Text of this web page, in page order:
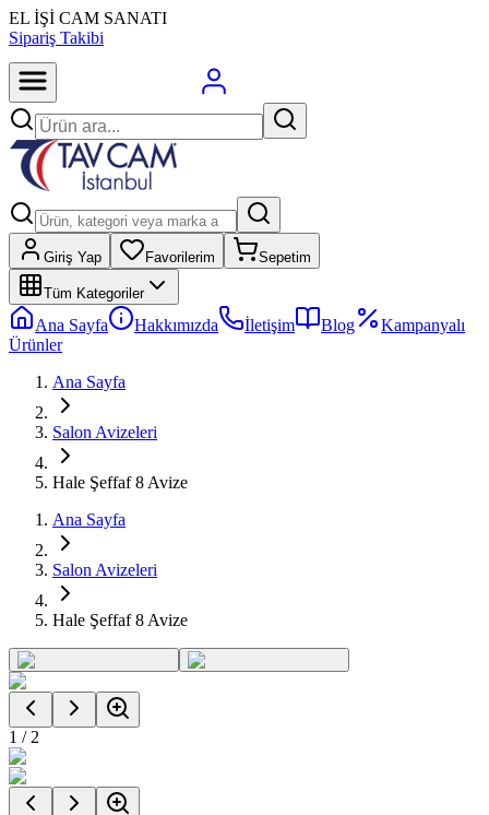
EL İŞİ CAM SANATI
Sipariş Takibi
Giriş Yap Favorilerim Sepetim
Tüm Kategoriler
Ana Sayfa Hakkımızda İletişim Blog
Kampanyalı
Ürünler
Ana Sayfa
Salon Avizeleri
Hale Şeffaf 8 Avize
Ana Sayfa
Salon Avizeleri
Hale Şeffaf 8 Avize
1 / 2